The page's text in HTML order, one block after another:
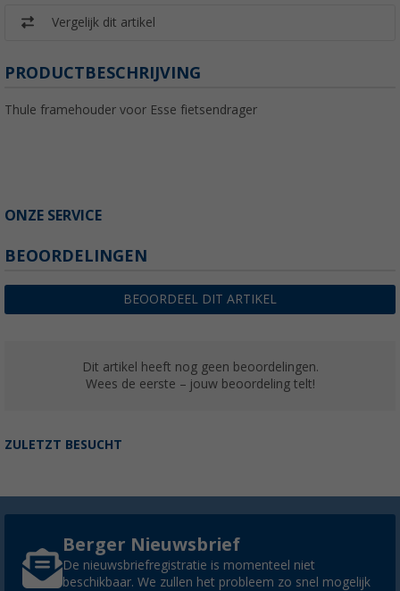
Vergelijk dit artikel
PRODUCTBESCHRIJVING
Thule framehouder voor Esse fietsendrager
ONZE SERVICE
BEOORDELINGEN
BEOORDEEL DIT ARTIKEL
Dit artikel heeft nog geen beoordelingen.
Wees de eerste – jouw beoordeling telt!
ZULETZT BESUCHT
Berger Nieuwsbrief
De nieuwsbriefregistratie is momenteel niet
beschikbaar. We zullen het probleem zo snel mogelijk